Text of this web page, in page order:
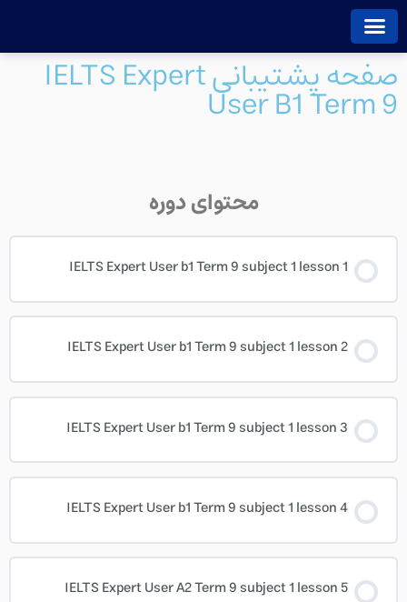
رفتن
به
محتوا
صفحه پشتیبانی IELTS Expert
User B1 Term 9
محتوای دوره
IELTS Expert User b1 Term 9 subject 1 lesson 1
IELTS Expert User b1 Term 9 subject 1 lesson 2
IELTS Expert User b1 Term 9 subject 1 lesson 3
IELTS Expert User b1 Term 9 subject 1 lesson 4
IELTS Expert User A2 Term 9 subject 1 lesson 5